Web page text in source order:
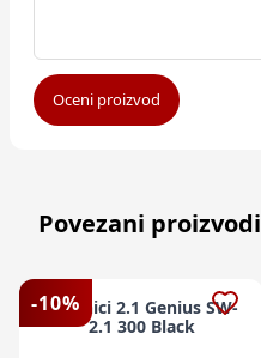
Oceni proizvod
Povezani proizvodi
-10%
Zvucnici 2.1 Genius SW-
2.1 300 Black